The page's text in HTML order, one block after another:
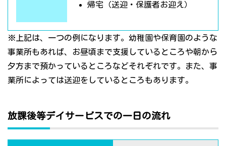
帰宅（送迎・保護者お迎え）
※上記は、一つの例になります。幼稚園や保育園のような
事業所もあれば、お昼頃まで支援しているところや朝から
夕方まで預かっているところなどそれぞれです。また、事
業所によっては送迎をしているところもあります。
放課後等デイサービスでの一日の流れ